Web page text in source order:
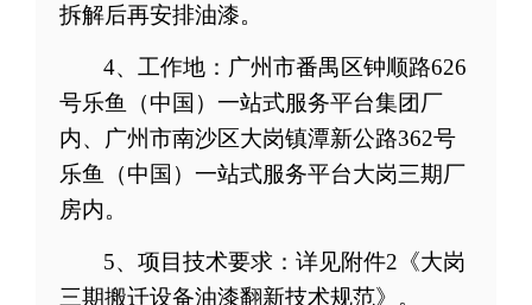
拆解后再安排油漆。
4、工作地：广州市番禺区钟顺路626
号乐鱼（中国）一站式服务平台集团厂
内、
广州市南沙区大岗镇潭新公路362号
乐鱼（中国）一站式服务平台大岗三期厂
房内。
5、项目技术要求：详见附件2 《大岗
三期搬迁设备油漆翻新技术规范》。